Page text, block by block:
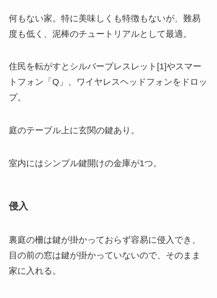
何もない家。特に美味しくも特徴もないが、難易
度も低く、泥棒のチュートリアルとして最適。
住民を転がすとシルバーブレスレット[1]やスマー
トフォン「Q」、ワイヤレスヘッドフォンをドロッ
プ。
庭のテーブル上に玄関の鍵あり。
室内にはシンプル鍵開けの金庫が1つ。
侵入
裏庭の柵は鍵が掛かっておらず容易に侵入でき、
目の前の窓は鍵が掛かっていないので、そのまま
家に入れる。